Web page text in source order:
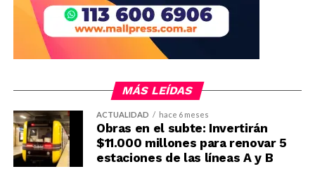
MÁS LEÍDAS
ACTUALIDAD hace 6 meses
Obras en el subte: Invertirán
$11.000 millones para renovar 5
estaciones de las líneas A y B